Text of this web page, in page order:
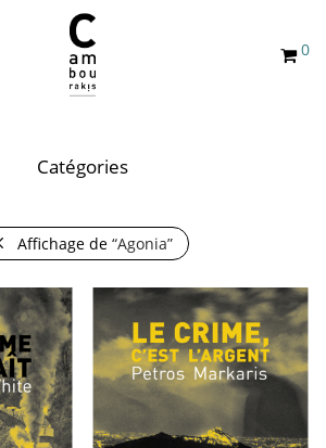
0
Catégories
Affichage de “Agonia”